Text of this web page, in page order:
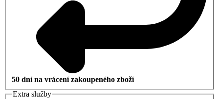
50 dní na vrácení zakoupeného zboží
Extra služby